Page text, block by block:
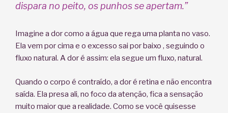
dispara no peito, os punhos se apertam.”
Imagine a dor como a água que rega uma planta no vaso.
Ela vem por cima e o excesso sai por baixo , seguindo o
fluxo natural. A dor é assim: ela segue um fluxo, natural.
Quando o corpo é contraído, a dor é retina e não encontra
saída. Ela presa ali, no foco da atenção, fica a sensação
muito maior que a realidade. Como se você quisesse